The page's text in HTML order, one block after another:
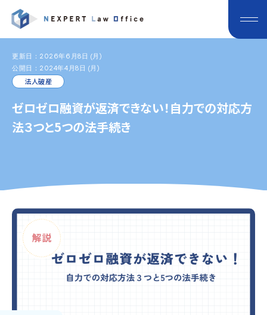
更新日：2026年6月8日 (月)
公開日：2024年4月8日 (月)
法人破産
ゼロゼロ融資が返済できない！自力での対応方
法３つと5つの法手続き